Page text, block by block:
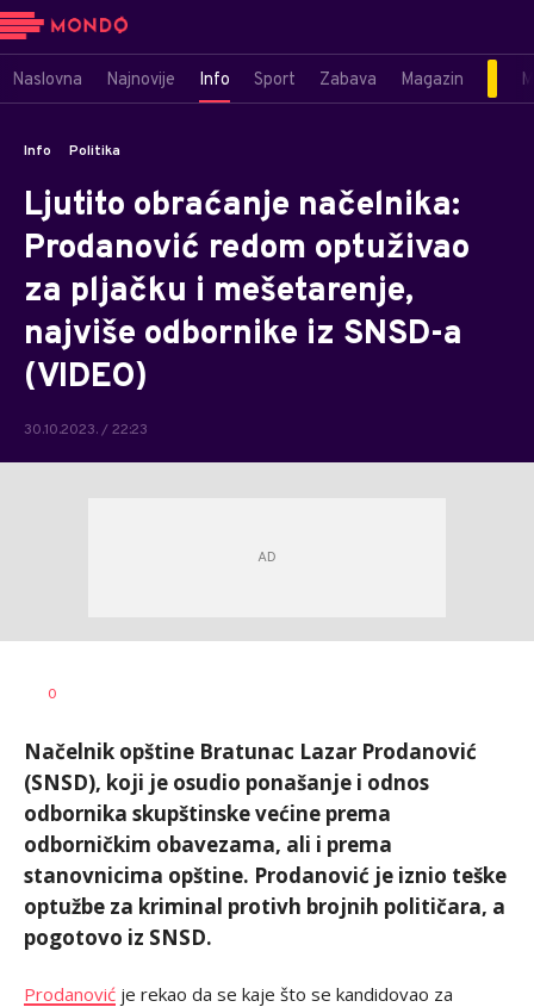
Naslovna Najnovije Info Sport Zabava Magazin
Info Politika
Ljutito obraćanje načelnika:
Prodanović redom optuživao
za pljačku i mešetarenje,
najviše odbornike iz SNSD-a
(VIDEO)
30.10.2023. / 22:23
AUTOR
0
Načelnik opštine Bratunac Lazar Prodanović
(SNSD), koji je osudio ponašanje i odnos
odbornika skupštinske većine prema
odborničkim obavezama, ali i prema
stanovnicima opštine. Prodanović je iznio teške
optužbe za kriminal protivh brojnih političara, a
pogotovo iz SNSD.
Prodanović je rekao da se kaje što se kandidovao za